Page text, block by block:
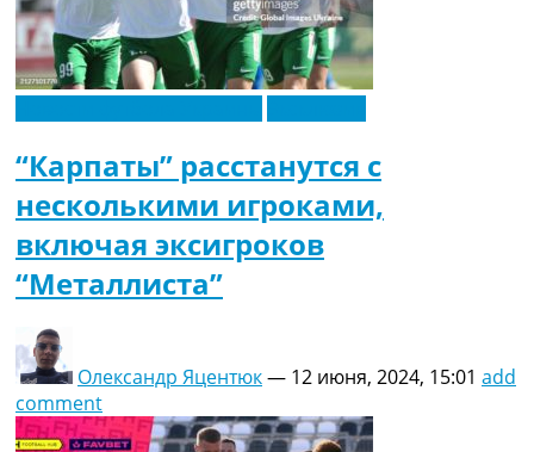
“Карпаты” расстанутся с
несколькими игроками,
включая эксигроков
“Металлиста”
Олександр Яцентюк— 12 июня, 2024, 15:01 add
comment